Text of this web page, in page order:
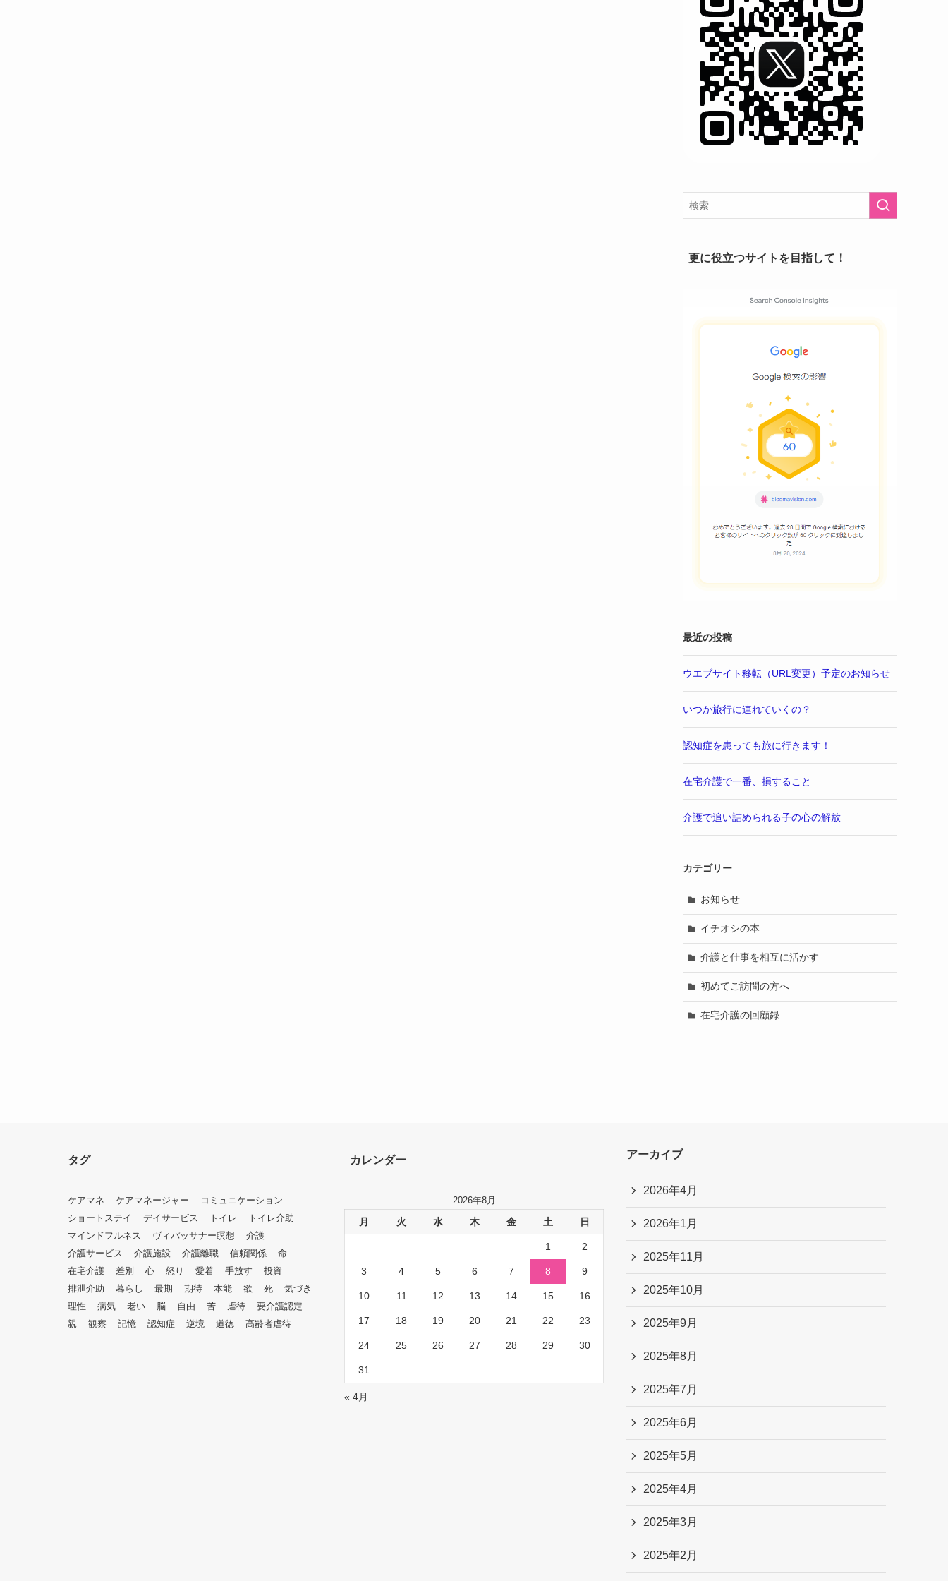
更に役立つサイトを目指して！
最近の投稿
ウエブサイト移転（URL変更）予定のお知らせ
いつか旅行に連れていくの？
認知症を患っても旅に行きます！
在宅介護で一番、損すること
介護で追い詰められる子の心の解放
カテゴリー
お知らせ
イチオシの本
介護と仕事を相互に活かす
初めてご訪問の方へ
在宅介護の回顧録
タグ
ケアマネ ケアマネージャー
コミュニケーション
ショートステイ
デイサービス トイレ
トイレ介助
マインドフルネス
ヴィパッサナー瞑想
介護
介護サービス
介護施設 介護離職 信頼関係
命
在宅介護
差別 心 怒り 愛着 手放す
投資
排泄介助
暮らし 最期 期待 本能 欲 死
気づき
理性
病気 老い 脳 自由 苦 虐待
要介護認定
親
観察 記憶 認知症 逆境 道徳 高齢者虐待
カレンダー
2026年8月
月 火 水 木 金 土 日
1 2
3 4 5 6 7 8 9
10 11 12 13 14 15 16
17 18 19 20 21 22 23
24 25 26 27 28 29 30
31
« 4月
アーカイブ
2026年4月
2026年1月
2025年11月
2025年10月
2025年9月
2025年8月
2025年7月
2025年6月
2025年5月
2025年4月
2025年3月
2025年2月